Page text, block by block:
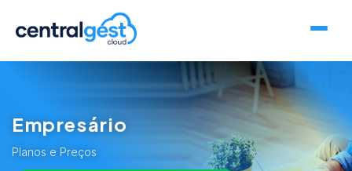
Empresário
Planos e Preços